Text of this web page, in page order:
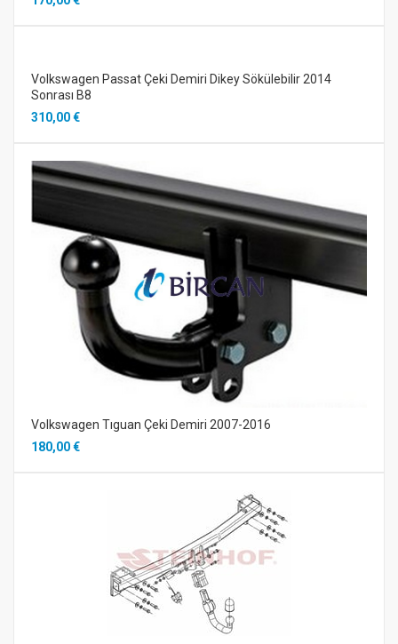
Volkswagen Passat Çeki Demiri Dikey Sökülebilir 2014
Sonrası B8
310,00 €
Volkswagen Tıguan Çeki Demiri 2007-2016
180,00 €